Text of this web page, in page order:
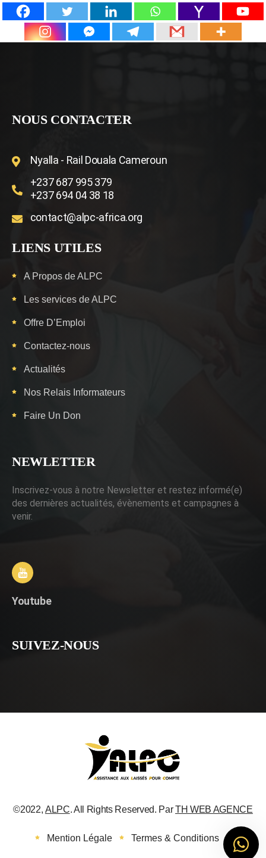
NOUS CONTACTER
Nyalla - Rail Douala Cameroun
+237 687 995 379
+237 694 04 38 18
contact@alpc-africa.org
LIENS UTILES
A Propos de ALPC
Les services de ALPC
Offre D’Emploi
Contactez-nous
Actualités
Nos Relais Informateurs
Faire Un Don
NEWLETTER
Inscrivez-vous à notre Newsletter et restez informé(e)
des dernières actualités, évènements et campagnes à
venir.
Youtube
SUIVEZ-NOUS
©2022, ALPC. All Rights Reserved. ParTH WEB AGENCE
Mention Légale Termes & Conditions